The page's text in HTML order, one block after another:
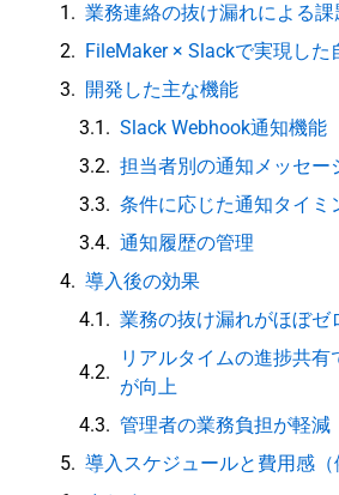
業務連絡の抜け漏れによる課
FileMaker × Slackで実現した
開発した主な機能
Slack Webhook通知機能
担当者別の通知メッセー
条件に応じた通知タイミ
通知履歴の管理
導入後の効果
業務の抜け漏れがほぼゼ
リアルタイムの進捗共有
が向上
管理者の業務負担が軽減
導入スケジュールと費用感（